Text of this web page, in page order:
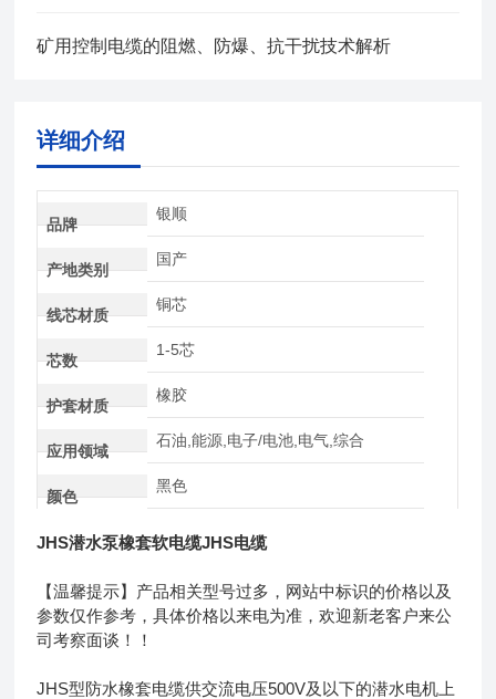
矿用控制电缆的阻燃、防爆、抗干扰技术解析
详细介绍
品牌
银顺
产地类别
国产
线芯材质
铜芯
芯数
1-5芯
护套材质
橡胶
应用领域
石油,能源,电子/电池,电气,综合
颜色
黑色
JHS潜水泵橡套软电缆JHS电缆
【温馨提示】产品相关型号过多，网站中标识的价格以及
参数仅作参考，具体价格以来电为准，欢迎新老客户来公
司考察面谈！！
JHS型防水橡套电缆供交流电压500V及以下的潜水电机上